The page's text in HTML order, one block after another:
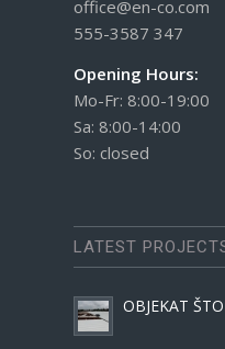
office@en-co.com
555-3587 347
Opening Hours:
Mo-Fr: 8:00-19:00
Sa: 8:00-14:00
So: closed
LATEST
OBJEKAT